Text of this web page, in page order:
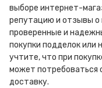
выборе интернет-
репутацию и отзывы о
проверенные и
покупки подделок или
учтите, что при
может потребоваться
доставку.